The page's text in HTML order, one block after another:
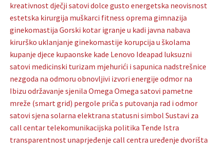
kreativnostdječji satovi dolce gusto energetska neovisnost
estetska kirurgija muškarci fitness oprema gimnazija
ginekomastija Gorski kotar igranje u kadi javna nabava
kirurško uklanjanje ginekomastije korupcija u školama
kupanje djece kupaonske kade Lenovo Ideapad luksuzni
satovi medicinski turizam mjehurići i sapunica nadstrešnice
nezgoda na odmoru obnovljivi izvori energije odmor na
Ibizu održavanje sjenila Omega Omega satovi pametne
mreže (smart grid) pergole priča s putovanja rad i odmor
satovi sjena solarna elektrana statusni simbol Sustavi za
call centar telekomunikacijska politika Tende Istra
transparentnostunaprjeđenje call centra uređenje dvorišta